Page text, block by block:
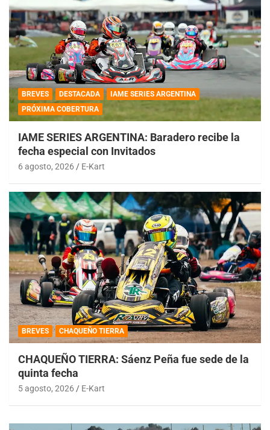
BREVES DESTACADA
IAME SERIES ARGENTINA
PRÓXIMA COBERTURA
IAME SERIES ARGENTINA: Baradero recibe la
fecha especial con Invitados
6 agosto, 2026 E-Kart
BREVES CHAQUEÑO TIERRA
CHAQUEÑO TIERRA: Sáenz Peña fue sede de la
quinta fecha
5 agosto, 2026 E-Kart